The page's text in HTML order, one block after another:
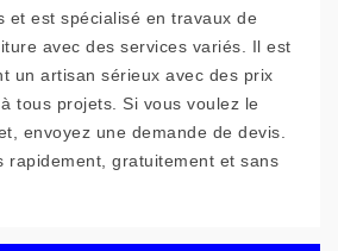
et est spécialisé en travaux de
avec des services variés. Il est
un artisan sérieux avec des prix
tous projets. Si vous voulez le
envoyez une demande de devis.
rapidement, gratuitement et sans